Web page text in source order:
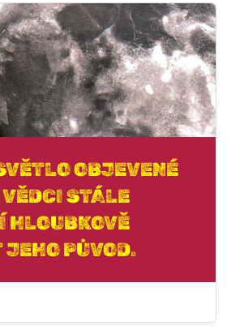
OBJEVENÉ
STÁLE
HLOUBKOVĚ
PŮVOD.